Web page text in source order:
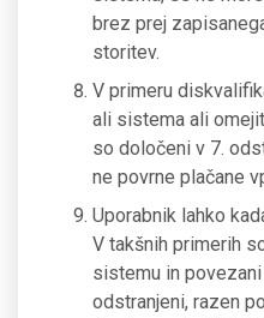
brez prej
storitev.
V primeru
ali sistema ali
so določeni v 7.
ne povrne plačane
Uporabnik lahko
V takšnih primerih
sistemu in
odstranjeni, razen